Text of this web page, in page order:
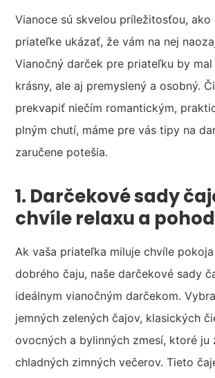
Vianoce sú skvelou príležitosťou, ako
priateľke ukázať, že vám na nej
Vianočný darček pre priateľku by
krásny, ale aj premyslený a osobný.
prekvapiť niečím romantickým,
plným chutí, máme pre vás tipy na
zaručene potešia.
1. Darčekové sady
chvíle relaxu a
Ak vaša priateľka miluje chvíle
dobrého čaju, naše darčekové sady
ideálnym vianočným darčekom.
jemných zelených čajov, klasických
ovocných a bylinných zmesí, ktoré ju
chladných zimných večerov. Tieto